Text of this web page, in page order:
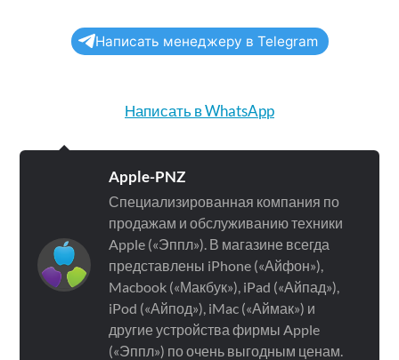
Написать менеджеру в Telegram
Написать в WhatsApp
Apple-PNZ
Специализированная компания по
продажам и обслуживанию техники
Apple («Эппл»). В магазине всегда
представлены iPhone («Айфон»),
Macbook («Макбук»), iPad («Айпад»),
iPod («Айпод»), iMac («Аймак») и
другие устройства фирмы Apple
(«Эппл») по очень выгодным ценам.